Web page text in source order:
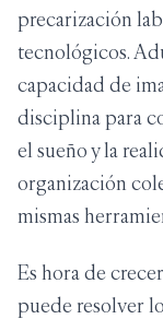
precarización
tecnológicos.
capacidad de
disciplina para
el sueño y la
organización
mismas
Es hora de
puede resolver